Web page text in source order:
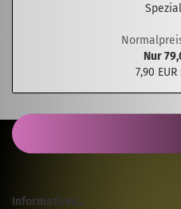
Nur
7,90
Informatives...